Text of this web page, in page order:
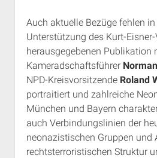
Auch aktuelle Bezüge fehlen
Unterstützung des Kurt-
herausgegebenen Publikation
Kameradschaftsführer
NPD-Kreisvorsitzende Roland
portraitiert und zahlreiche
München und Bayern
auch Verbindungslinien der
neonazistischen Gruppen und
rechtsterroristischen Struktur